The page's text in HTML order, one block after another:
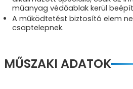
műanyag védőablak kerül
A működtetést biztosító elem
csaptelepnek.
MŰSZAKI ADATOK